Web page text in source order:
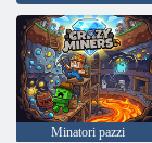
Minatori pazzi